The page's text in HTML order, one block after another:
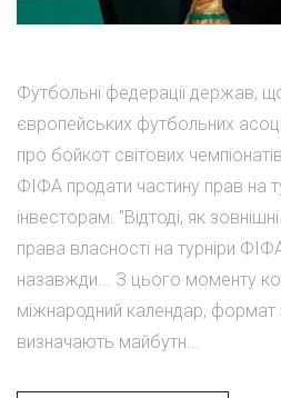
Футбольні федерації держав,
європейських футбольних
про бойкот світових
ФІФА продати частину прав на
інвесторам. "Відтоді, як
права власності на турніри
назавжди... З цього моменту
міжнародний календар, формат
визначають майбутн...